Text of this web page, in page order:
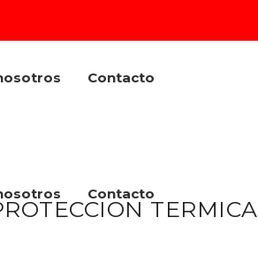
Contacto
Contacto
TERMICA